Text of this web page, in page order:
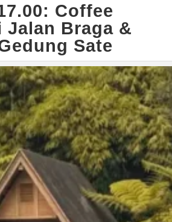
Coffee
Jalan Braga &
Sate